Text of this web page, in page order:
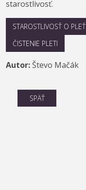
starostlivosť.
STAROSTLIVOSŤ O PLEŤ
ČISTENIE PLETI
Autor: Števo Mačák
SPÄŤ